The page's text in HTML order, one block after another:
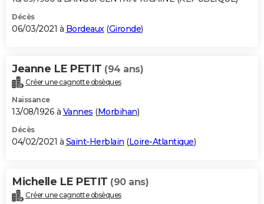
Décès
06/03/2021 à Bordeaux (Gironde)
Jeanne LE PETIT (94 ans)
Créer une cagnotte obsèques
Naissance
13/08/1926 à Vannes (Morbihan)
Décès
04/02/2021 à Saint-Herblain (Loire-Atlantique)
Michelle LE PETIT (90 ans)
Créer une cagnotte obsèques